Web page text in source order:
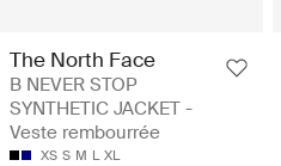
The North Face
B NEVER STOP
SYNTHETIC JACKET -
Veste rembourrée
XS S M L XL